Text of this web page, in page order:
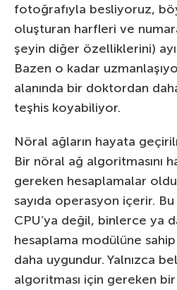
fotoğrafıyla besliyoruz,
oluşturan harfleri ve
şeyin diğer özelliklerini)
Bazen o kadar
alanında bir doktordan
teşhis koyabiliyor.
Nöral ağların hayata
Bir nöral ağ algoritmasını
gereken hesaplamalar
sayıda operasyon içerir.
CPU’ya değil, binlerce ya
hesaplama modülüne
daha uygundur. Yalnızca
algoritması için gereken